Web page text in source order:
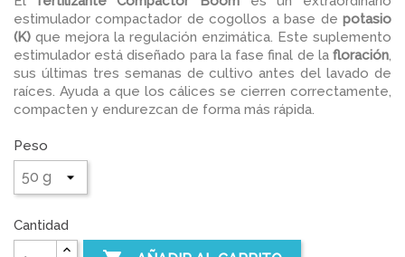
estimulador compactador de cogollos a base de potasio
(K) que mejora la regulación enzimática. Este suplemento
estimulador está diseñado para la fase final de la floración,
sus últimas tres semanas de cultivo antes del lavado de
raíces. Ayuda a que los cálices se cierren correctamente,
compacten y endurezcan de forma más rápida.
Peso
Cantidad